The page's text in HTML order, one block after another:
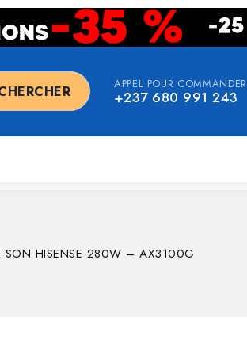
APPEL POUR COMMANDER
+237 680 991 243
SON HISENSE 280W – AX3100G